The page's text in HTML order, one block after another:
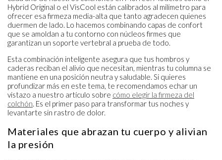
Hybrid Original o el VisCool están calibrados al milímetro para
ofrecer esa firmeza media-alta que tanto agradecen quienes
duermen de lado. Lo hacemos combinando capas de confort
que se amoldan a tu contorno con núcleos firmes que
garantizan un soporte vertebral a prueba de todo.
Esta combinación inteligente asegura que tus hombros y
caderas reciban el alivio que necesitan, mientras tu columna se
mantiene en una posición neutra y saludable. Si quieres
profundizar más en este tema, te recomendamos echar un
vistazo a nuestro artículo sobre cómo elegir la firmeza del
colchón. Es el primer paso para transformar tus noches y
levantarte sin rastro de dolor.
Materiales que abrazan tu cuerpo y alivian
la presión